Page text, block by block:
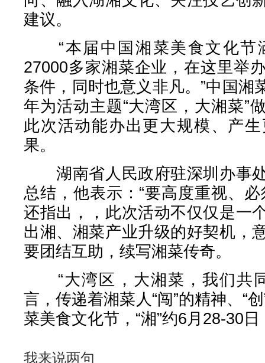
建议。
“本届中国湘菜美食文化节
27000多家湘菜企业，在这里举
条件，同时也意义非凡。”中国湘
年为活动主题“大湾区，大湘菜”
此次活动能办出更大规模、产
果。
湖南省人民政府驻深圳办事
总结，他表示：“要高度重视、
还指出，，此次活动不仅仅是一
出湘、湘菜产业升级的好契机，
要团结互助，续写湘菜传奇。
“大湾区，大湘菜，我们共
言，传递着湘菜人“闯”的精神、“
菜美食文化节，“湘”约6月28-30
我来说两句